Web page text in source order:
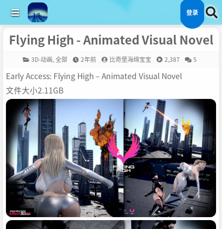
登录
Flying High - Animated Visual Novel
3D-动画,全部 2年前 比奇堡海绵宝宝 2,387 5
Early Access: Flying High – Animated Visual Novel
文件大小2.11GB